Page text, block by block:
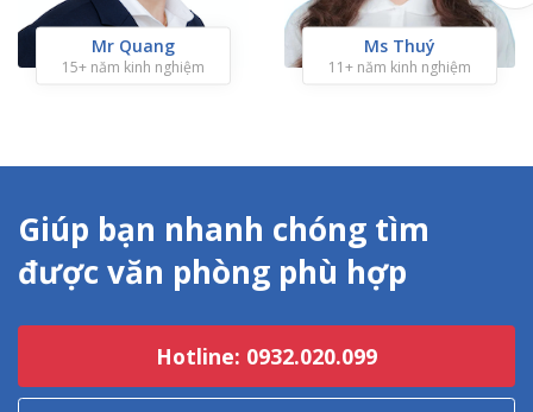
Mr Quang
15+ năm kinh nghiệm
Ms Thuý
11+ năm kinh nghiệm
Giúp bạn nhanh chóng tìm
được văn phòng phù hợp
Hotline: 0932.020.099